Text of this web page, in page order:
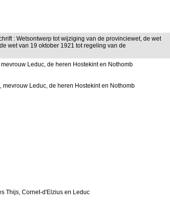
: Wetsontwerp tot wijziging van de provinciewet, de wet
wet van 19 oktober 1921 tot regeling van de
Leduc, de heren Hostekint en Nothomb
Leduc, de heren Hostekint en Nothomb
Thijs, Cornet-d'Elzius en Leduc